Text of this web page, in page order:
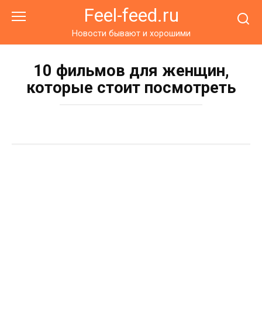
Feel-feed.ru
Новости бывают и хорошими
10 фильмов для женщин,
которые стоит посмотреть